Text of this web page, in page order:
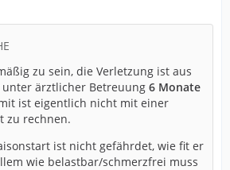
zu sein, die Verletzung ist aus
unter ärztlicher Betreuung 6 Monate
ist eigentlich nicht mit einer
zu rechnen.
ist nicht gefährdet, wie fit er
wie belastbar/schmerzfrei muss